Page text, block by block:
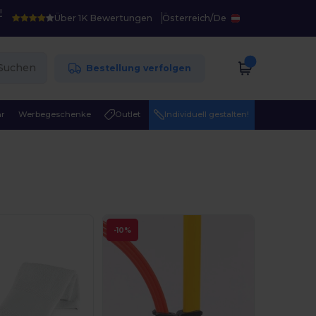
Über 1K Bewertungen Österreich/De
Bestellung verfolgen
Werbegeschenke Outlet Individuell gestalten!
-10%